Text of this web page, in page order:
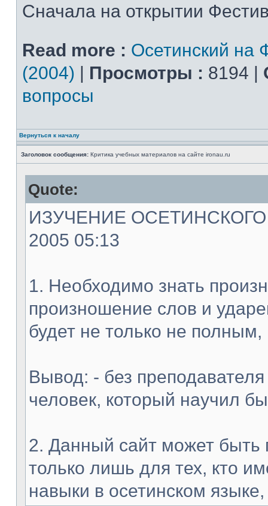
Сначала на открытии
Read more : Осетинский на
(2004) | Просмотры : 8194 |
вопросы
Вернуться к началу
Заголовок сообщения: Критика учебных материалов на сайте ironau.ru
Quote:
ИЗУЧЕНИЕ ОСЕТИНСКОГО
2005 05:13
1. Необходимо знать
произношение слов и
будет не только не
Вывод: - без
человек, который научил
2. Данный сайт может быть
только лишь для тех, кто
навыки в осетинском